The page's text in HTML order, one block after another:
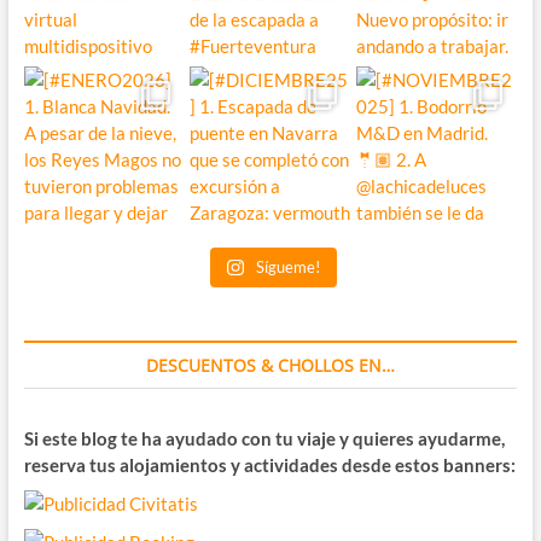
Sígueme!
DESCUENTOS & CHOLLOS EN…
Si este blog te ha ayudado con tu viaje y quieres ayudarme,
reserva tus alojamientos y actividades desde estos banners: